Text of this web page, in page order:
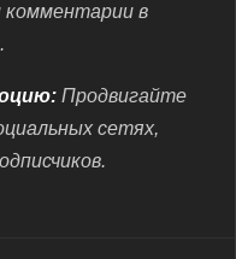
комментарии в
Продвигайте
сетях,